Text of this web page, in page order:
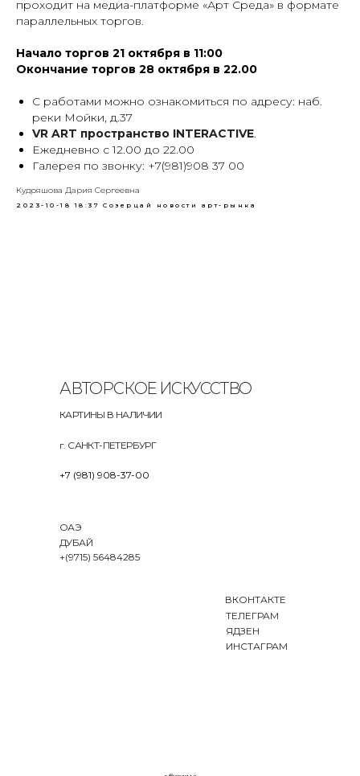
проходит на медиа-платформе «Арт Среда» в формате
параллельных торгов.
Начало торгов 21 октября в 11:00
Окончание торгов 28 октября в 22.00
С работами можно ознакомиться по адресу: наб.
реки Мойки, д.37
VR ART пространство INTERACTIVE.
Ежедневно с 12.00 до 22.00
Галерея по звонку: +7(981)908 37 00
Кудряшова Дария Сергеевна
2023-10-18 18:37 Созерцай новости арт-рынка
ВКОНТАКТЕ
ТЕЛЕГРАМ
ЯДЗЕН
ИНСТАГРАМ
КАРТИНЫ В НАЛИЧИИ
г. САНКТ-ПЕТЕРБУРГ
АВТОРСКОЕ ИСКУССТВО
+7 (981) 908-37-00
ОАЭ
ДУБАЙ
+(9715) 56484285